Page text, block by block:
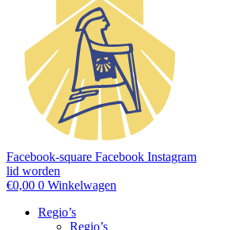
Facebook-square Facebook Instagram
lid worden
€0,00 0 Winkelwagen
Regio’s
Regio’s